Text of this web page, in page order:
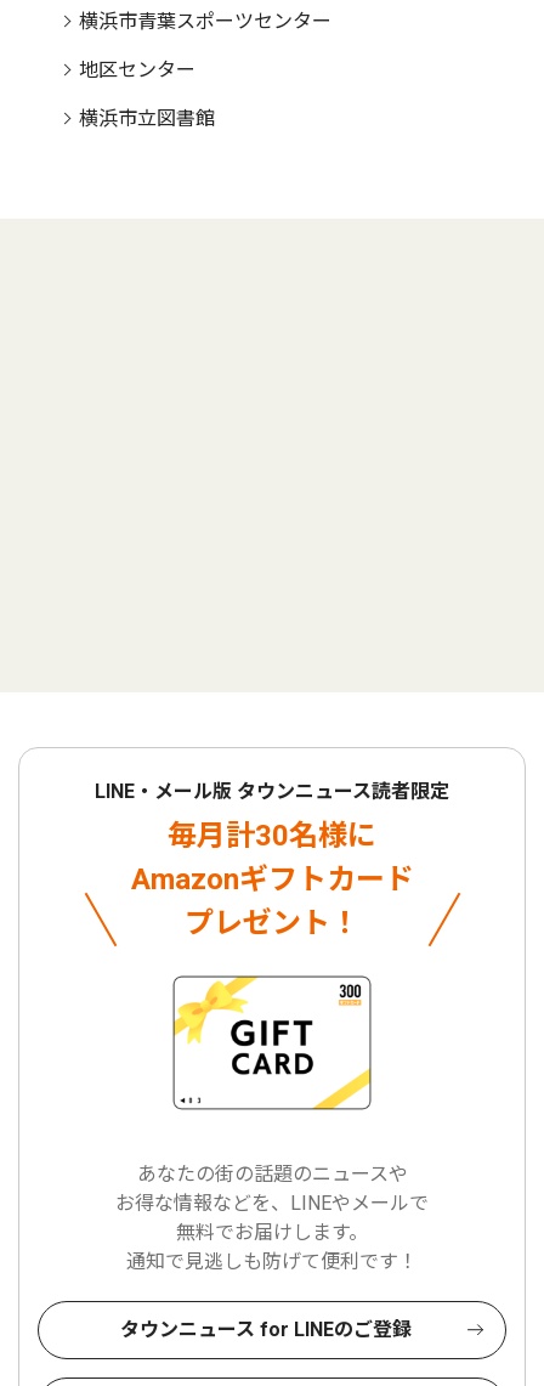
横浜市青葉スポーツセンター
地区センター
横浜市立図書館
LINE・メール版 タウンニュース読者限定
毎月計30名様に
Amazonギフトカード
プレゼント！
あなたの街の話題のニュースや
お得な情報などを、LINEやメールで
無料でお届けします。
通知で見逃しも防げて便利です！
タウンニュース for LINEのご登録